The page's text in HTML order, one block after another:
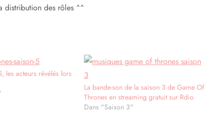
distribution des rôles ^^
les acteurs révélés lors
La bande-son de la saison 3 de Game Of
Thrones en streaming gratuit sur Rdio
Dans "Saison 3"